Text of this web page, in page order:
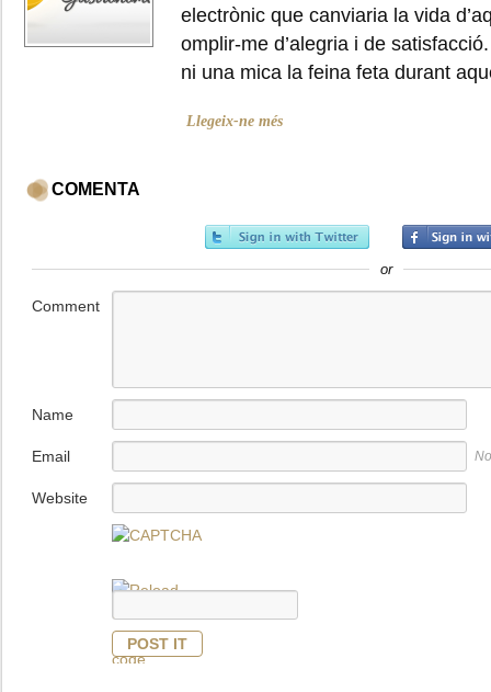
electrònic que canviaria la vida
omplir-me d’alegria i de
ni una mica la feina feta durant
Llegeix-ne més
COMENTA
or
Comment
Name
Email
Website